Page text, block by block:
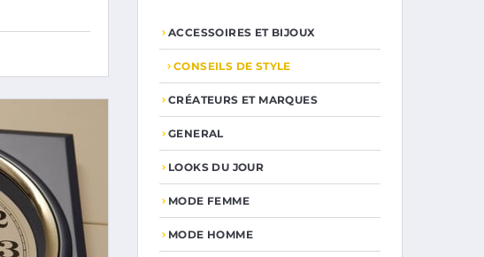
ACCESSOIRES ET BIJOUX
CONSEILS DE STYLE
CRÉATEURS ET MARQUES
GENERAL
LOOKS DU JOUR
MODE FEMME
MODE HOMME